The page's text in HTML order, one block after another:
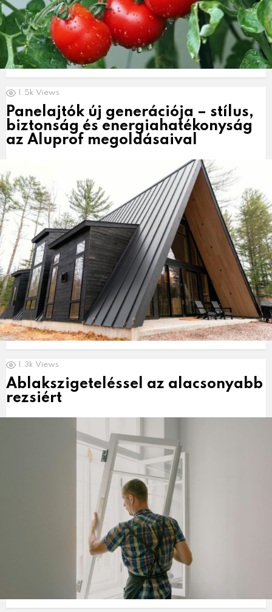
1.5k Views
Panelajtók új generációja – stílus,
biztonság és energiahatékonyság
az Aluprof megoldásaival
1.3k Views
Ablakszigeteléssel az alacsonyabb
rezsiért